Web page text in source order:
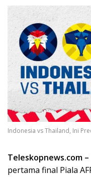
Indonesia vs Thailand, Ini
Teleskopnews.com –
pertama final Piala